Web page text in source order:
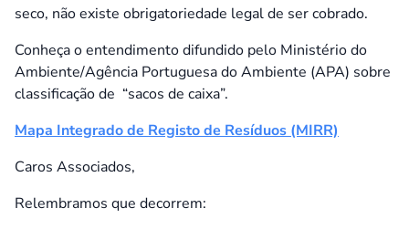
seco, não existe obrigatoriedade legal de ser cobrado.
Conheça o entendimento difundido pelo Ministério do
Ambiente/Agência Portuguesa do Ambiente (APA) sobre
classificação de “sacos de caixa”.
Mapa Integrado de Registo de Resíduos (MIRR)
Caros Associados,
Relembramos que decorrem: